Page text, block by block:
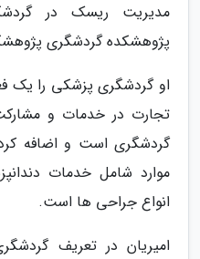
مدیریت ریسک در
پژوهشکده گردشگری
او گردشگری پزشکی را یک
تجارت در خدمات و
گردشگری است و اضافه
موارد شامل خدمات
انواع جراحی ها است.
امیریان در تعریف